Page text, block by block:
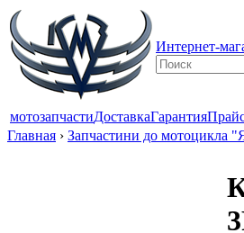
Интернет-
мотозапчастиДоставкаГарантия
Главная › Запчастини до мотоцикла